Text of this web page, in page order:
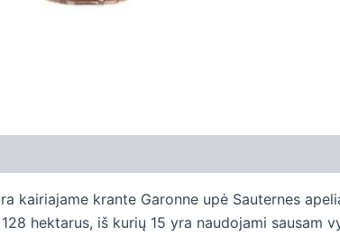
kairiajame krante Garonne upė Sauternes
hektarus, iš kurių 15 yra naudojami sausam